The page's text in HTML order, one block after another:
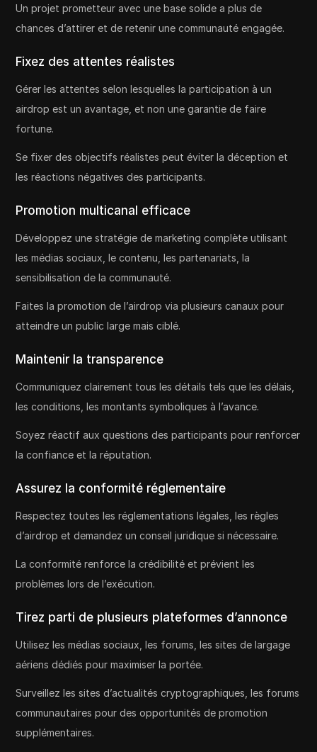
Un projet prometteur avec une base solide a plus de
chances d’attirer et de retenir une communauté engagée.
Fixez des attentes réalistes
Gérer les attentes selon lesquelles la participation à un
airdrop est un avantage, et non une garantie de faire
fortune.
Se fixer des objectifs réalistes peut éviter la déception et
les réactions négatives des participants.
Promotion multicanal efficace
Développez une stratégie de marketing complète utilisant
les médias sociaux, le contenu, les partenariats, la
sensibilisation de la communauté.
Faites la promotion de l’airdrop via plusieurs canaux pour
atteindre un public large mais ciblé.
Maintenir la transparence
Communiquez clairement tous les détails tels que les délais,
les conditions, les montants symboliques à l’avance.
Soyez réactif aux questions des participants pour renforcer
la confiance et la réputation.
Assurez la conformité réglementaire
Respectez toutes les réglementations légales, les règles
d’airdrop et demandez un conseil juridique si nécessaire.
La conformité renforce la crédibilité et prévient les
problèmes lors de l’exécution.
Tirez parti de plusieurs plateformes d’annonce
Utilisez les médias sociaux, les forums, les sites de largage
aériens dédiés pour maximiser la portée.
Surveillez les sites d’actualités cryptographiques, les forums
communautaires pour des opportunités de promotion
supplémentaires.